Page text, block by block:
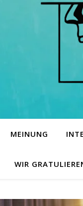
MEINUNG
WIR